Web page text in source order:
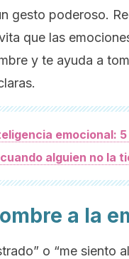
gesto poderoso.
que las
y te ayuda a
emocional:
alguien no la
a la
o “me siento